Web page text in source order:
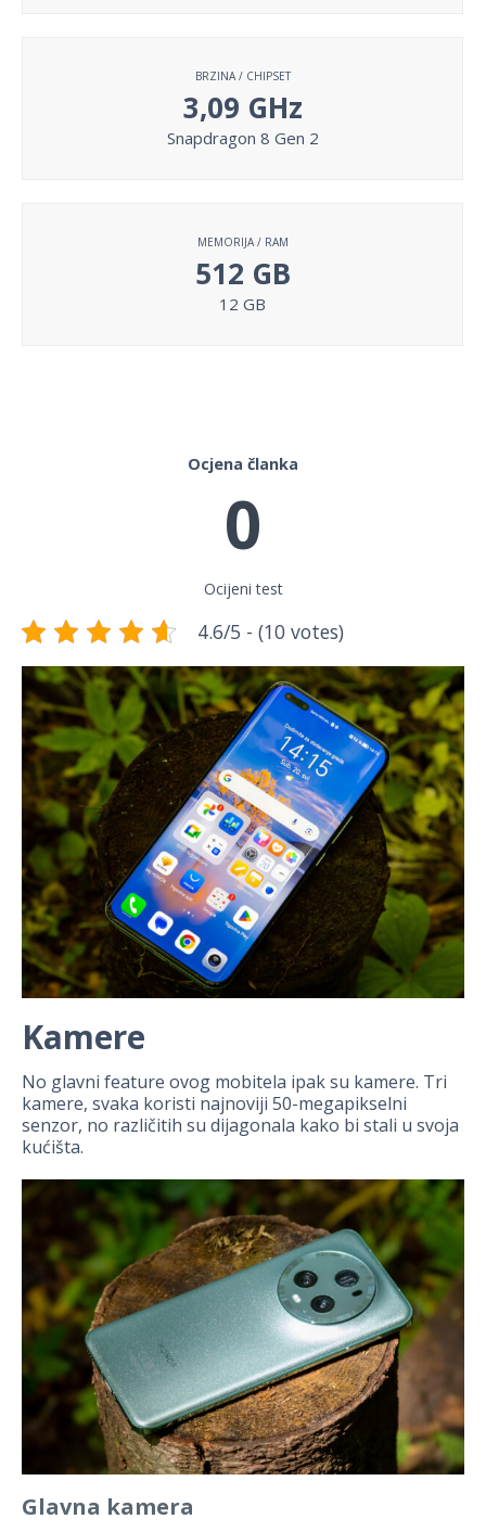
BRZINA / CHIPSET
3,09 GHz
Snapdragon 8 Gen 2
MEMORIJA / RAM
512 GB
12 GB
Ocjena članka
0
Ocijeni test
4.6/5 - (10 votes)
Kamere
No glavni feature ovog mobitela ipak su kamere. Tri
kamere, svaka koristi najnoviji 50-megapikselni
senzor, no različitih su dijagonala kako bi stali u svoja
kućišta.
Glavna kamera